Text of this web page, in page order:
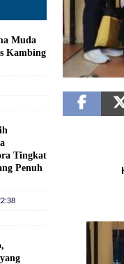
Muda
Kambing
Tingkat
Penuh